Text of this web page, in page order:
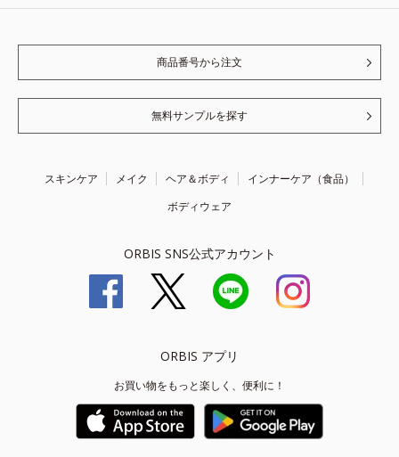
商品番号から注文
無料サンプルを探す
スキンケア メイク ヘア＆ボディ
インナーケア（食品）
ボディウェア
ORBIS SNS公式アカウント
ORBIS アプリ
お買い物をもっと楽しく、便利に！